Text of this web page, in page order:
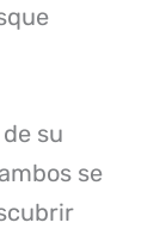
su
se